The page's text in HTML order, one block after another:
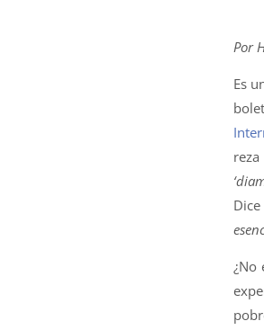
Por
Es
¿No